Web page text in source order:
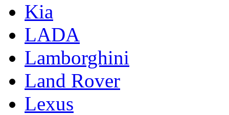
Kia
LADA
Lamborghini
Land Rover
Lexus